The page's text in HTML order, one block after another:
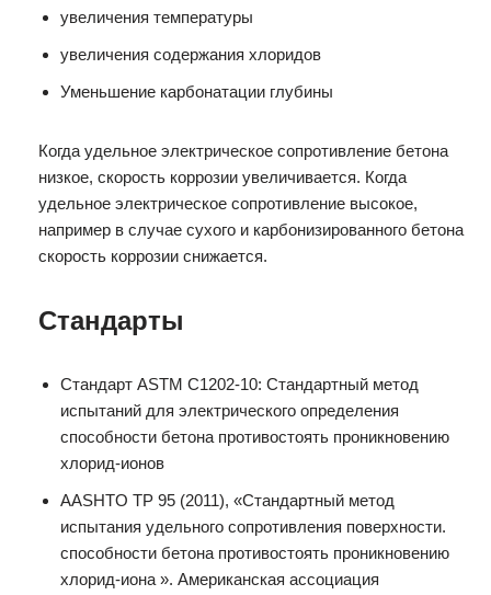
увеличения температуры
увеличения содержания хлоридов
Уменьшение карбонатации глубины
Когда удельное электрическое сопротивление бетона
низкое, скорость коррозии увеличивается. Когда
удельное электрическое сопротивление высокое,
например в случае сухого и карбонизированного бетона
скорость коррозии снижается.
Стандарты
Стандарт ASTM C1202-10: Стандартный метод
испытаний для электрического определения
способности бетона противостоять проникновению
хлорид-ионов
AASHTO TP 95 (2011), «Стандартный метод
испытания удельного сопротивления поверхности.
способности бетона противостоять проникновению
хлорид-иона ». Американская ассоциация